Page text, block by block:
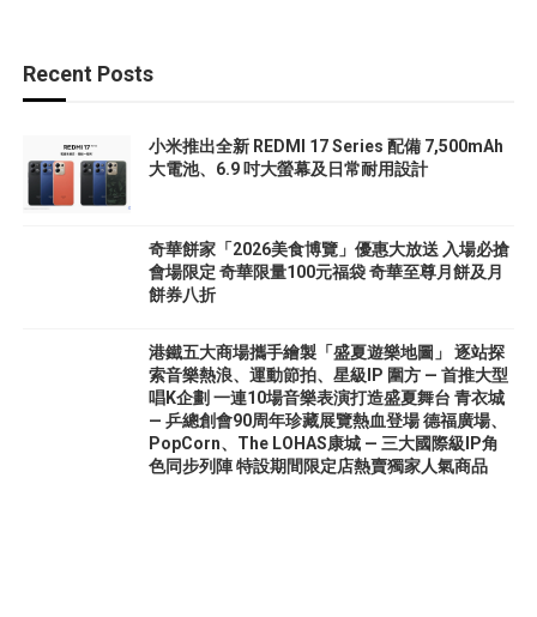
Recent Posts
小米推出全新 REDMI 17 Series 配備 7,500mAh
大電池、6.9 吋大螢幕及日常耐用設計
奇華餅家「2026美食博覽」優惠大放送 入場必搶
會場限定 奇華限量100元福袋 奇華至尊月餅及月
餅券八折
港鐵五大商場攜手繪製「盛夏遊樂地圖」 逐站探
索音樂熱浪、運動節拍、星級IP 圍方 — 首推大型
唱K企劃 一連10場音樂表演打造盛夏舞台 青衣城
— 乒總創會90周年珍藏展覽熱血登場 德福廣場、
PopCorn、The LOHAS康城 — 三大國際級IP角
色同步列陣 特設期間限定店熱賣獨家人氣商品